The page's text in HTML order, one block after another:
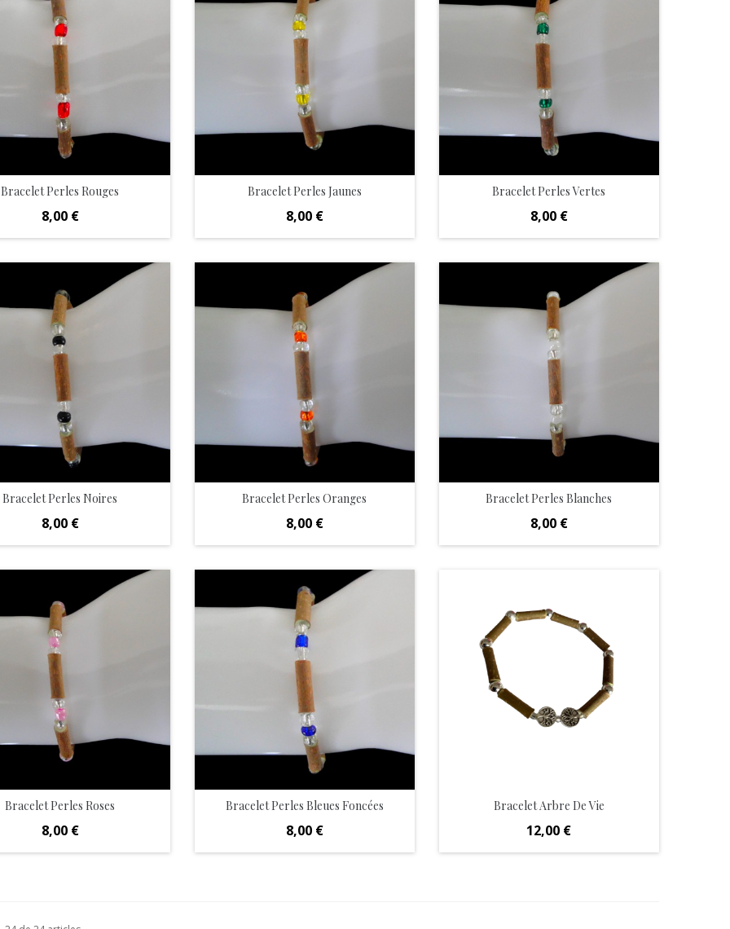
Bracelet Perles Rouges
Prix
8,00 €
Bracelet Perles Jaunes
Prix
8,00 €
Bracelet Perles Vertes
Prix
8,00 €
Bracelet Perles Noires
Prix
8,00 €
Bracelet Perles Oranges
Prix
8,00 €
Bracelet Perles Blanches
Prix
8,00 €
Bracelet Perles Roses
Prix
8,00 €
Bracelet Perles Bleues Foncées
Prix
8,00 €
Bracelet Arbre De Vie
Prix
12,00 €